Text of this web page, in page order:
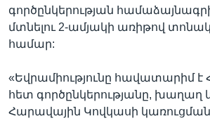
գործընկերության
մտնելու 2-ամյակի առիթով
համար:
«Եվրամիությունը հավատարիմ
հետ գործընկերությանը,
Հարավային Կովկասի